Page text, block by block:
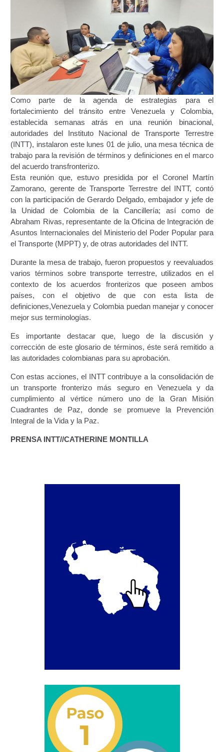
Búsqueda Predictiva Woocommerce
Certificación de Datos para Efectos Consulares con
Apostilla Electrónica – Servicio Frecuente
Certificación Provisional de Prestación del Servicio de
Transporte Público de Personas Modalidad Periférico
(RUTAS SUBURBANA O INTERURBANAS) – Servicio
Frecuente
Consultas Privadas
Educación Vial
Escuelas del Transporte e Instructores de Manejo
Estacionamientos registrados ante el INTT
Estructura Organizativa del INTT
Homologación
Autorización de Circulación Para Unidades Que
Transportan Mercancía De Alto Riesgo.
Constancia De Cumplimiento Sobre Homologación
Para Vehículos Importados.
Constancia de cumplimiento sobre la composición
Homologación de Prototipo Vehicular.
Homologación Vehícular Por Reformas de
Vehículos de Carga, Transporte de Personas y Gruas).
Especializados en Reformas de Vehículos (REFECIV).
Licencia para Conducir
Certificación de Datos de Licencia para Conducir.
Certificación de Datos para Efectos Consulares con
Registro Original de Licencia para Conducir
Segundo Grado (2°) – (Mayores de 18 años).
Registro Original de Licencia para Conducir
Como parte de la agenda de estrategias para el
fortalecimiento del tránsito entre Venezuela y Colombia,
establecida semanas atrás en una reunión binacional,
autoridades del Instituto Nacional de Transporte Terrestre
(INTT), instalaron este lunes 01 de julio, una mesa técnica de
trabajo para la revisión de términos y definiciones en el marco
del acuerdo transfronterizo.
Esta reunión que, estuvo presidida por el Coronel Martín
Zamorano, gerente de Transporte Terrestre del INTT, contó
con la participación de Gerardo Delgado, embajador y jefe de
la Unidad de Colombia de la Cancillería; así como de
Abraham Rivas, representante de la Oficina de Integración de
Asuntos Internacionales del Ministerio del Poder Popular para
el Transporte (MPPT) y, de otras autoridades del INTT.
Durante la mesa de trabajo, fueron propuestos y reevaluados
varios términos sobre transporte terrestre, utilizados en el
contexto de los acuerdos fronterizos que poseen ambos
países, con el objetivo de que con esta lista de
definiciones,Venezuela y Colombia puedan manejar y conocer
mejor sus terminologías.
Es importante destacar que, luego de la discusión y
corrección de este glosario de términos, éste será remitido a
las autoridades colombianas para su aprobación.
Con estas acciones, el INTT contribuye a la consolidación de
un transporte fronterizo más seguro en Venezuela y da
cumplimiento al vértice número uno de la Gran Misión
Cuadrantes de Paz, donde se promueve la Prevención
Integral de la Vida y la Paz.
PRENSA INTT//CATHERINE MONTILLA